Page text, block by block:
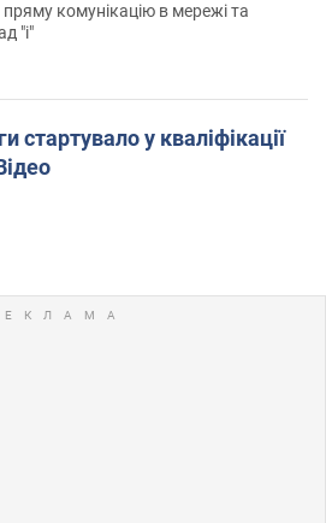
комунікацію в мережі та
"і"
стартувало у кваліфікації